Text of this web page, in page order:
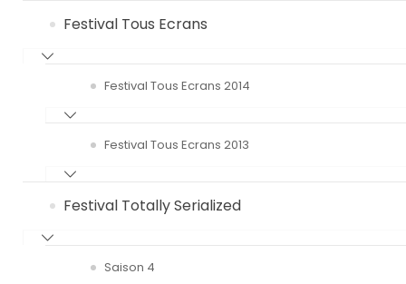
Festival Tous Ecrans
Festival Tous Ecrans 2014
Festival Tous Ecrans 2013
Festival Totally Serialized
Saison 4